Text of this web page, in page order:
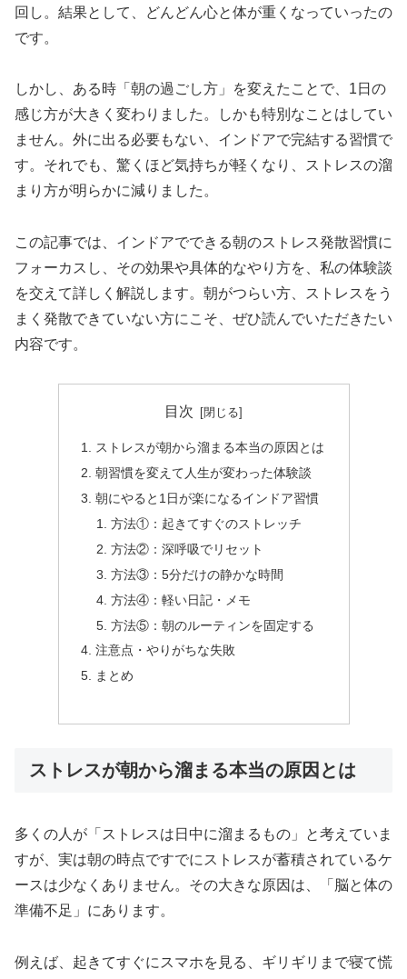
回し。結果として、どんどん心と体が重くなっていったの
です。
しかし、ある時「朝の過ごし方」を変えたことで、1日の
感じ方が大きく変わりました。しかも特別なことはしてい
ません。外に出る必要もない、インドアで完結する習慣で
す。それでも、驚くほど気持ちが軽くなり、ストレスの溜
まり方が明らかに減りました。
この記事では、インドアでできる朝のストレス発散習慣に
フォーカスし、その効果や具体的なやり方を、私の体験談
を交えて詳しく解説します。朝がつらい方、ストレスをう
まく発散できていない方にこそ、ぜひ読んでいただきたい
内容です。
目次
ストレスが朝から溜まる本当の原因とは
朝習慣を変えて人生が変わった体験談
朝にやると1日が楽になるインドア習慣
方法①：起きてすぐのストレッチ
方法②：深呼吸でリセット
方法③：5分だけの静かな時間
方法④：軽い日記・メモ
方法⑤：朝のルーティンを固定する
注意点・やりがちな失敗
まとめ
ストレスが朝から溜まる本当の原因とは
多くの人が「ストレスは日中に溜まるもの」と考えていま
すが、実は朝の時点ですでにストレスが蓄積されているケ
ースは少なくありません。その大きな原因は、「脳と体の
準備不足」にあります。
例えば、起きてすぐにスマホを見る、ギリギリまで寝て慌